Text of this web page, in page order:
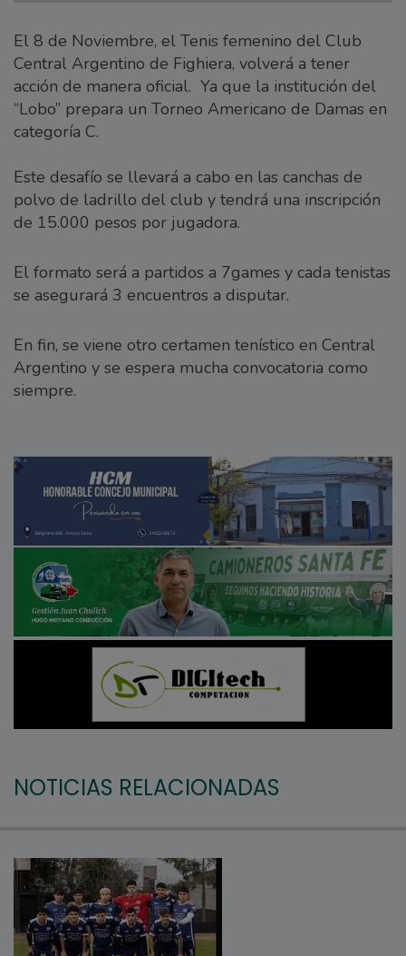
El 8 de Noviembre, el Tenis femenino del Club
Central Argentino de Fighiera, volverá a tener
acción de manera oficial. Ya que la institución del
“Lobo” prepara un Torneo Americano de Damas en
categoría C.
Este desafío se llevará a cabo en las canchas de
polvo de ladrillo del club y tendrá una inscripción
de 15.000 pesos por jugadora.
El formato será a partidos a 7games y cada tenistas
se asegurará 3 encuentros a disputar.
En fin, se viene otro certamen tenístico en Central
Argentino y se espera mucha convocatoria como
siempre.
NOTICIAS RELACIONADAS